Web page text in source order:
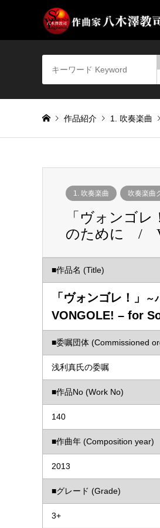
作品紹介 1. 吹奏楽曲
1. 吹奏楽曲 吹奏楽曲
「ヴォンゴ
のために /
■作品名 (Title)
「ヴォンゴレ！」 ～
VONGOLE! – for
■委嘱団体 (Commissioned
浅利真氏の委嘱
■作品No (Work No)
140
■作曲年 (Composition year)
2013
■グレード (Grade)
3+